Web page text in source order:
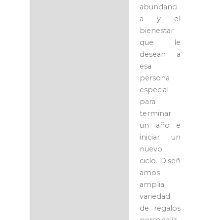
abundanci
a y el
bienestar
que le
desean a
esa
persona
especial
para
terminar
un año e
iniciar un
nuevo
ciclo. Diseñ
amos
amplia
variedad
de regalos